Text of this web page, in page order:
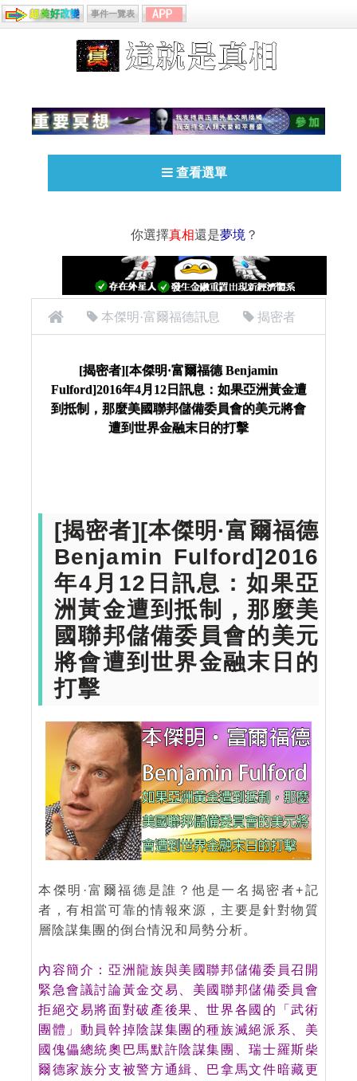
事件一覽表
查看選單
你選擇真相還是夢境 ？
本傑明·富爾福德訊息 揭密者
年4月12日訊息：如果亞洲黃金遭到抵制，那麼美國
聯邦儲備委員會的美元將會遭到世界金融末日的打
[揭密者][本傑明·富爾福德 Benjamin
Fulford]2016年4月12日訊息：如果亞洲黃金遭
到抵制，那麼美國聯邦儲備委員會的美元將會
遭到世界金融末日的打擊
[揭密者][本傑明·富爾福德
Benjamin Fulford]2016
年4月12日訊息：如果亞
洲黃金遭到抵制，那麼美
國聯邦儲備委員會的美元
將會遭到世界金融末日的
打擊
本傑明·富爾福德是誰？他是一名揭密者+記
者，有相當可靠的情報來源，主要是針對物質
層陰謀集團的倒台情況和局勢分析。
內容簡介：亞洲龍族與美國聯邦儲備委員召開
緊急會議討論黃金交易、美國聯邦儲備委員會
拒絕交易將面對破產後果、世界各國的「武術
團體」動員幹掉陰謀集團的種族滅絕派系、美
國傀儡總統奧巴馬默許陰謀集團、瑞士羅斯柴
爾德家族分支被警方通緝、巴拿馬文件暗藏更